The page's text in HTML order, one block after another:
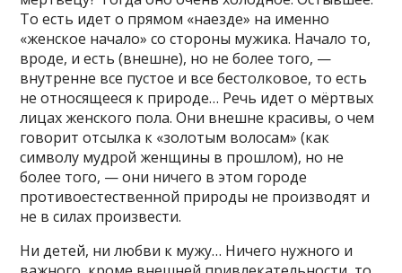
То есть идет о прямом «наезде» на именно
«женское начало» со стороны мужика. Начало то,
вроде, и есть (внешне), но не более того, —
внутренне все пустое и все бестолковое, то есть
не относящееся к природе… Речь идет о мёртвых
лицах женского пола. Они внешне красивы, о чем
говорит отсылка к «золотым волосам» (как
символу мудрой женщины в прошлом), но не
более того, — они ничего в этом городе
противоестественной природы не производят и
не в силах произвести.
Ни детей, ни любви к мужу… Ничего нужного и